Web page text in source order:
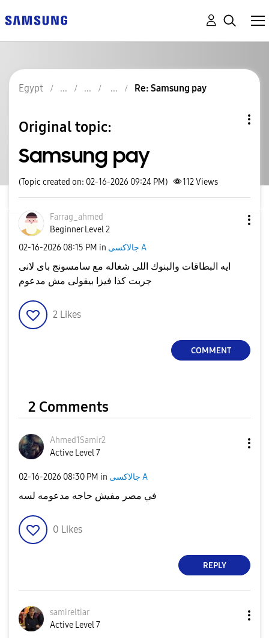
Egypt Re: Samsung pay
Original topic:
Samsung pay
(Topic created on: 02-16-2026 09:24 PM) 112Views
Farrag_ahmed
Beginner Level 2
‎02-16-2026 08:15 PM in جالاكسى A
ايه البطاقات والبنوك اللى شغاله مع سامسونج باى لانى
2 Likes
COMMENT
2 Comments
Ahmed1Samir2
Active Level 7
‎02-16-2026 08:30 PM in جالاكسى A
في مصر مفيش حاجه مدعومه لسه
0 Likes
REPLY
samireltiar
Active Level 7